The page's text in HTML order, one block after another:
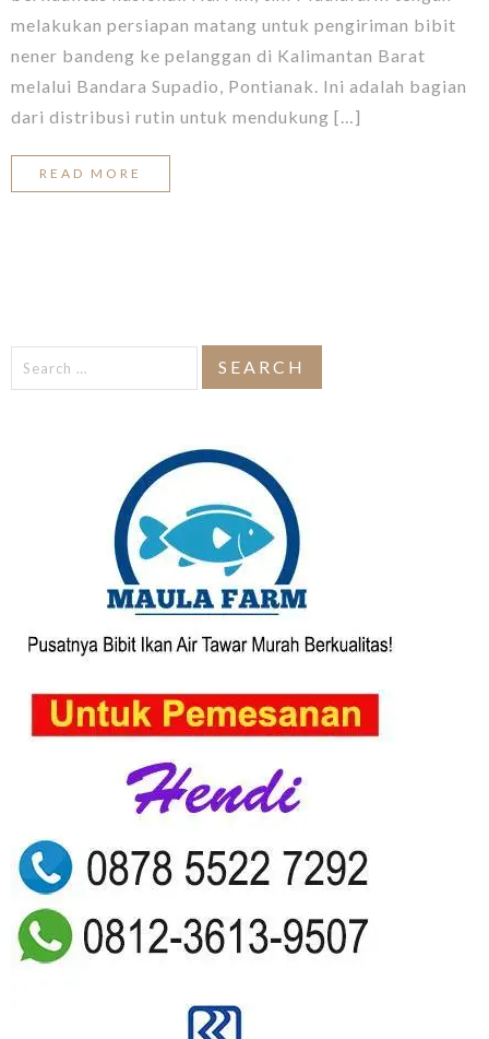
melakukan persiapan matang untuk pengiriman bibit
nener bandeng ke pelanggan di Kalimantan Barat
melalui Bandara Supadio, Pontianak. Ini adalah bagian
dari distribusi rutin untuk mendukung […]
READ MORE
Search
for: